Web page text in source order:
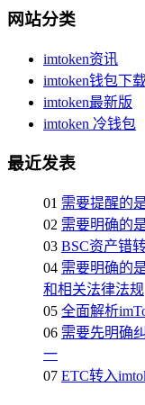
网站分类
imtoken资讯
imtoken钱包下
imtoken最新版
imtoken 冷钱包
最近发表
01 需要提醒的
02 需要明确的
03 BSC资产错
04 需要明确的
和相关法律法规
05 全面解析
06 需要先明确
一
07 ETC转入